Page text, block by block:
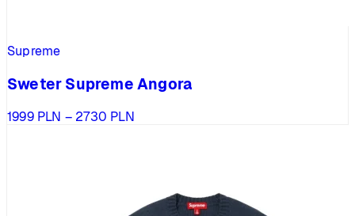
Supreme
Sweter Supreme Angora
1999 PLN – 2730 PLNZakres
2730 PLN